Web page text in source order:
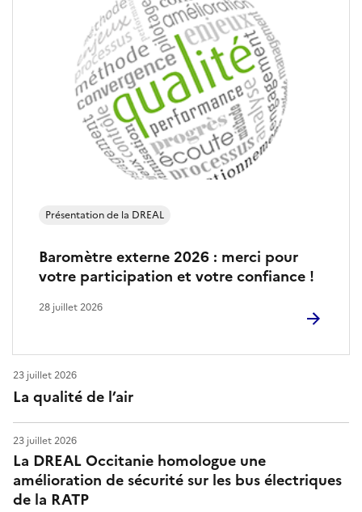
Baromètre externe 2026 : merci pour
votre participation et votre confiance !
Présentation de la DREAL
28 juillet 2026
La qualité de l’air
23 juillet 2026
La DREAL Occitanie homologue une
amélioration de sécurité sur les bus électriques
de la RATP
23 juillet 2026